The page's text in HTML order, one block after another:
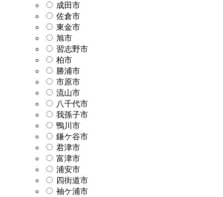
成田市
佐倉市
東金市
旭市
習志野市
柏市
勝浦市
市原市
流山市
八千代市
我孫子市
鴨川市
鎌ケ谷市
君津市
富津市
浦安市
四街道市
袖ケ浦市